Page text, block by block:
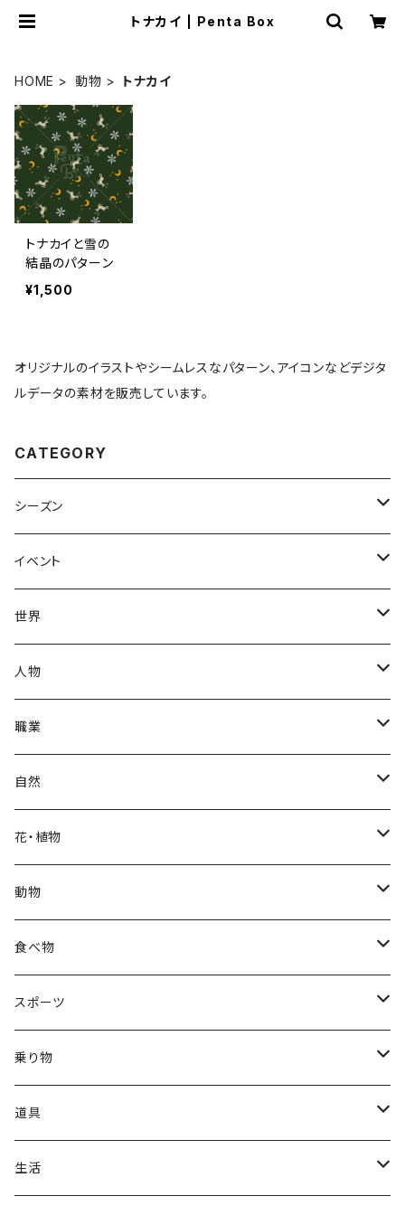
トナカイ | Penta Box
HOME 動物 トナカイ
トナカイと雪の
結晶のパターン
¥1,500
オリジナルのイラストやシームレスなパターン、アイコンなどデジタ
ルデータの素材を販売しています。
CATEGORY
シーズン
春
夏
秋
冬
イベント
出産・育児
母の日
中秋節
クリスマス
福袋
ブラックフライデー
ハロウィン
正月
端午の節句
結婚式
父の日
世界
ハワイアン
パリ
ロシアン
アフリカン
日本
ヨーロッパ
トライバル
中国
北欧
人物
赤ちゃん
女性
男性
子供
サンタクロース
七福神
金太郎
天使
シニア
職業
医者
自然
海
雲
星
雫
貝殻
山
木
花・植物
カーネーション
梅
桜
プルメリア
野バラ
牡丹
動物
ネコ
ウマ
サイ
チンパンジー
トリ
食べ物
スイーツ
かき氷
アイス
フルーツ
スイカ
イチゴ
和食
お雑煮
野菜
スポーツ
相撲
乗り物
車
道具
ファッション
生活